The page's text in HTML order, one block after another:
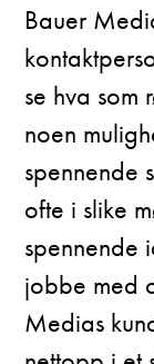
Bauer
se hva som
noen
spennende
ofte i slike
spennende
jobbe med
Medias